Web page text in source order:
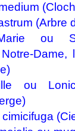
(Arbre
Marie ou
Dame,
ou